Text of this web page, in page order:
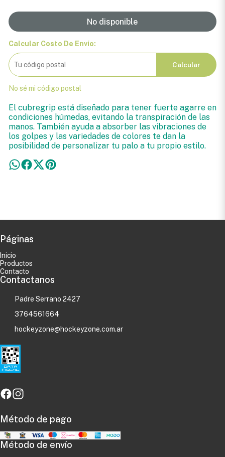
No disponible
Calcular Costo De Envío:
Calcular
No sé mi código postal
El cubregrip está diseñado para tener fuerte agarre en
condiciones húmedas, evitando la transpiración de las
manos. También ayuda a absorber las vibraciones de
los golpes y las variedades de colores te dan la
posibilidad de personalizar tu palo a tu propio estilo.
Páginas
Inicio
Productos
Contacto
Contactanos
Padre Serrano 2427
3764561664
hockeyzone@hockeyzone.com.ar
Método de pago
Método de envío